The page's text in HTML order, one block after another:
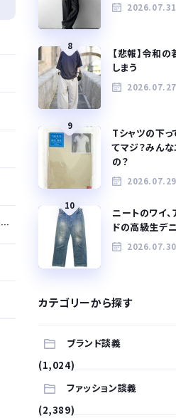
2026.07.31
8
【悲報】令和
しまう
2026.07.27
9
Tシャツの下
てマジ？みん
の？
2026.07.29
10
ニートのワイ
ドの高級生デ
2026.07.30
カテゴリーから探す
ブランド談義
(1,024)
ファッション談義
(2,389)